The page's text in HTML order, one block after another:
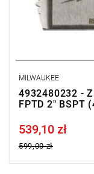
MILWAUKEE
4932480232 -
FPTD 2" BSPT
Price tax included
539,10 zł
599,00 zł